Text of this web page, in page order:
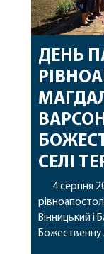
ДЕНЬ
СЕЛІ
4 серпня
Вінницький і
Божественну
Богородиці